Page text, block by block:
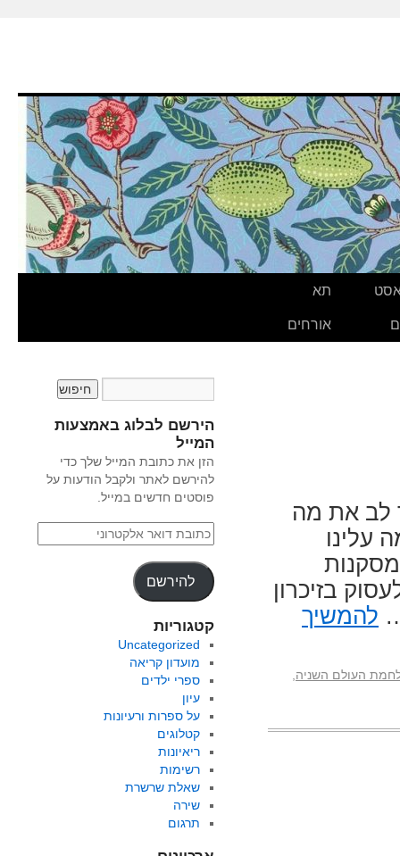
תא
אורחים
לב את מה
עלינו
בזיכרון
להמשיך
העולם השניה
הירשם לבלוג באמצעות
המייל
הזן את כתובת המייל שלך כדי
להירשם לאתר ולקבל הודעות על
פוסטים חדשים במייל.
להירשם
קטגוריות
Uncategorized
מועדון קריאה
ספרי ילדים
עיון
על ספרות ורעיונות
קטלוגים
ריאיונות
רשימות
שאלת שרשרת
שירה
תרגום